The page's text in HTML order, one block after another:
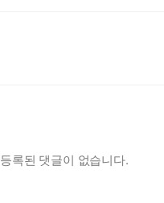
등록된 댓글이 없습니다.